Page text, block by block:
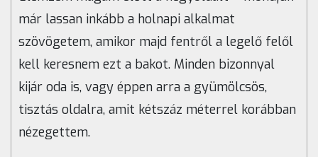
már lassan inkább a holnapi alkalmat
szövögetem, amikor majd fentről a legelő felől
kell keresnem ezt a bakot. Minden bizonnyal
kijár oda is, vagy éppen arra a gyümölcsös,
tisztás oldalra, amit kétszáz méterrel korábban
nézegettem.